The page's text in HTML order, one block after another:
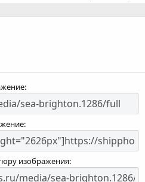
изображения